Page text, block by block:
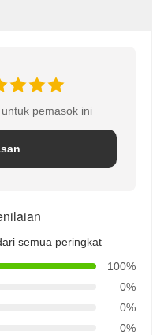
pemasok ini
semua peringkat
100%
0%
0%
0%